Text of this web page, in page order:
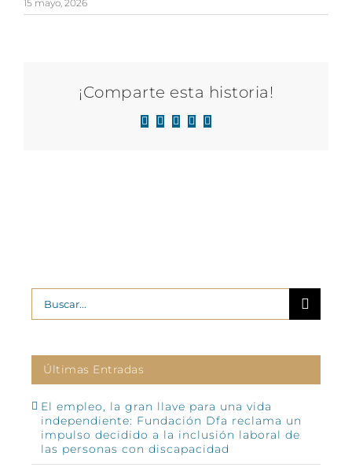
15 mayo, 2026
¡Comparte esta historia!
Facebook
X LinkedIn
WhatsApp
Correo
Buscar:
Últimas Entradas
El empleo, la gran llave para una vida
independiente: Fundación Dfa reclama un
impulso decidido a la inclusión laboral de
las personas con discapacidad